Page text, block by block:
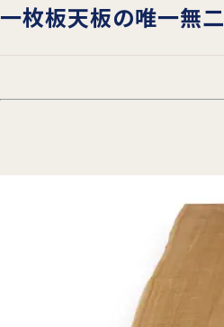
一枚板天板の唯一無